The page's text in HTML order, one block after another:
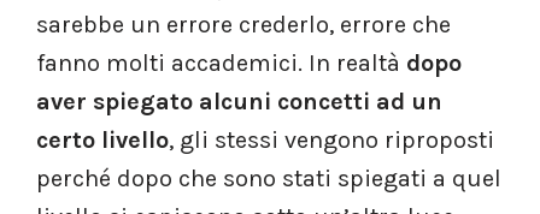
sarebbe un errore crederlo, errore che
fanno molti accademici. In realtà dopo
aver spiegato alcuni concetti ad un
certo livello, gli stessi vengono riproposti
perché dopo che sono stati spiegati a quel